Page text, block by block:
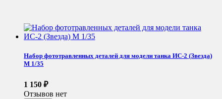
Набор фототравленных деталей для модели танка ИС-2 (Звезда)
М 1/35
1 150 ₽
Отзывов нет